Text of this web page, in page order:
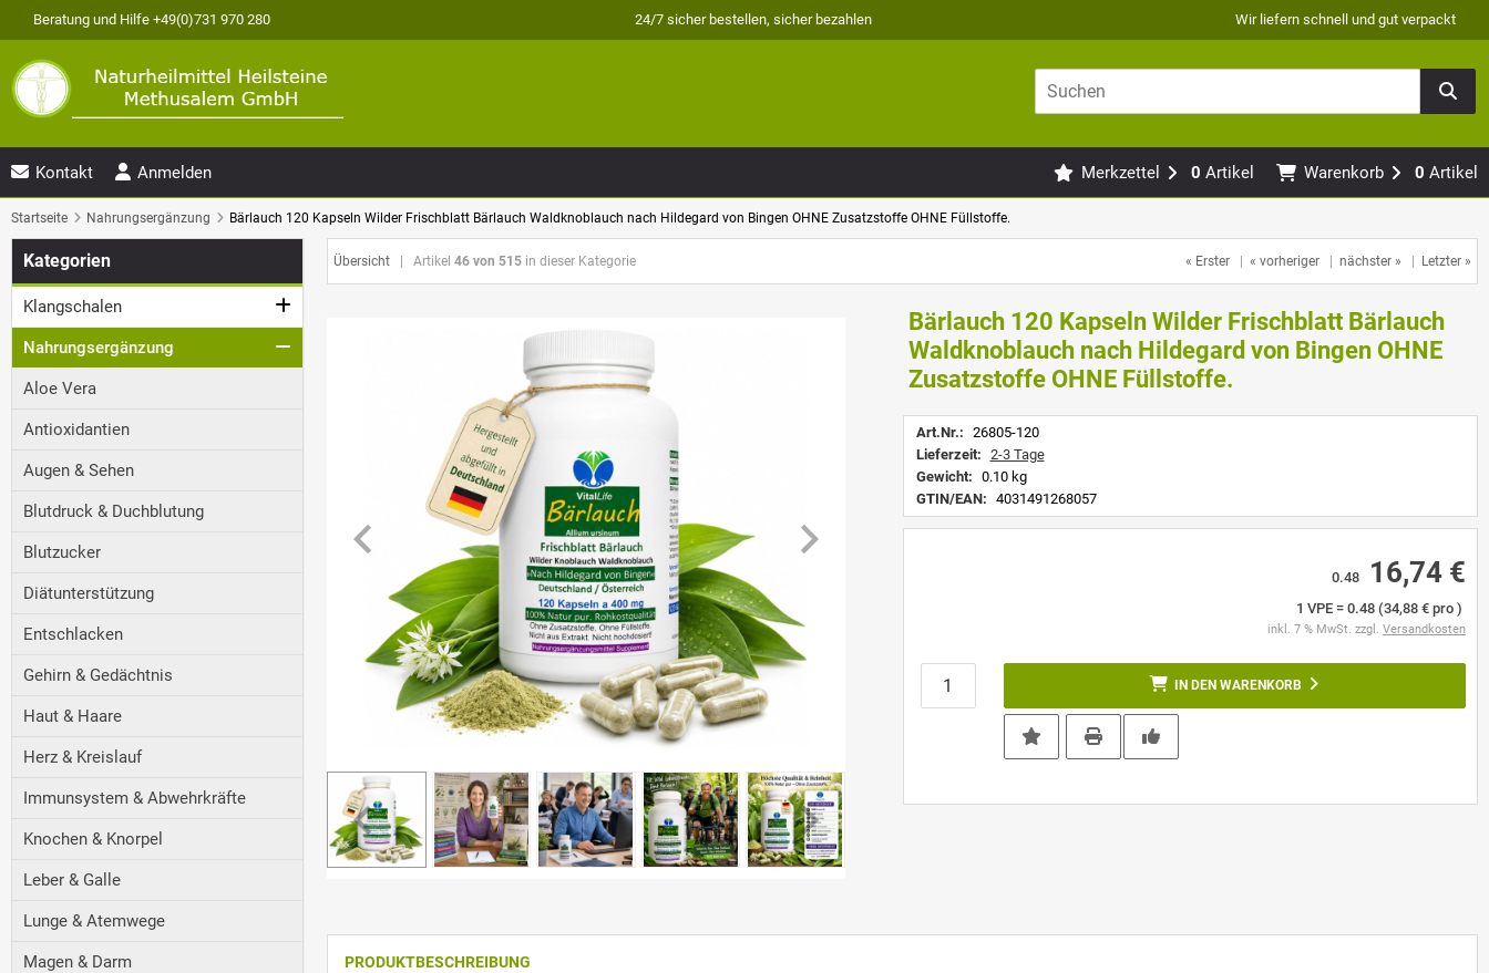
Beratung und Hilfe +49(0)731 970 280 24/7 sicher bestellen, sicher bezahlen Wir liefern schnell und gut verpackt
Kontakt Anmelden Warenkorb 0 Artikel
Merkzettel 0 Artikel
Startseite Nahrungsergänzung Bärlauch 120 Kapseln Wilder Frischblatt Bärlauch Waldknoblauch nach Hildegard von Bingen OHNE Zusatzstoffe OHNE Füllstoffe.
Übersicht | Artikel 46 von 515 in dieser Kategorie « Erster « vorheriger nächster » Letzter »
Bärlauch 120 Kapseln Wilder Frischblatt Bärlauch
Waldknoblauch nach Hildegard von Bingen OHNE
Zusatzstoffe OHNE Füllstoffe.
Art.Nr.: 26805-120
Lieferzeit: 2-3 Tage
Gewicht: 0.10 kg
GTIN/EAN: 4031491268057
0.48 16,74 €
1 VPE = 0.48 (34,88 € pro )
inkl. 7 % MwSt. zzgl. Versandkosten
IN DEN WARENKORB
PRODUKTBESCHREIBUNG
Kategorien
Klangschalen
Nahrungsergänzung
Aloe Vera
Antioxidantien
Augen & Sehen
Blutdruck & Duchblutung
Blutzucker
Diätunterstützung
Entschlacken
Gehirn & Gedächtnis
Haut & Haare
Herz & Kreislauf
Immunsystem & Abwehrkräfte
Knochen & Knorpel
Leber & Galle
Lunge & Atemwege
Magen & Darm